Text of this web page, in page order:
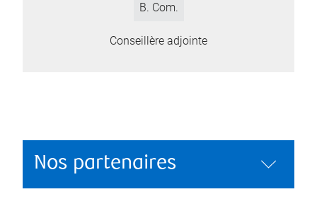
B. Com.
Conseillère adjointe
Nos partenaires